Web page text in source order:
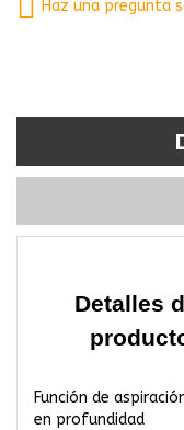
Haz una pregunta
Detalles
Función de
en profundidad